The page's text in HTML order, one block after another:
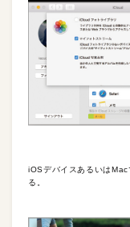
iOSデバイスあるいは
る。